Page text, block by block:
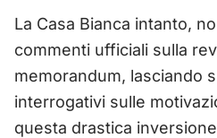
La Casa Bianca intanto,
commenti ufficiali sulla
memorandum, lasciando
interrogativi sulle
questa drastica